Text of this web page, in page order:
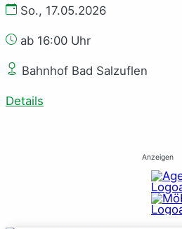
So., 17.05.2026
ab 16:00 Uhr
Bahnhof Bad Salzuflen
Details
Anzeigen